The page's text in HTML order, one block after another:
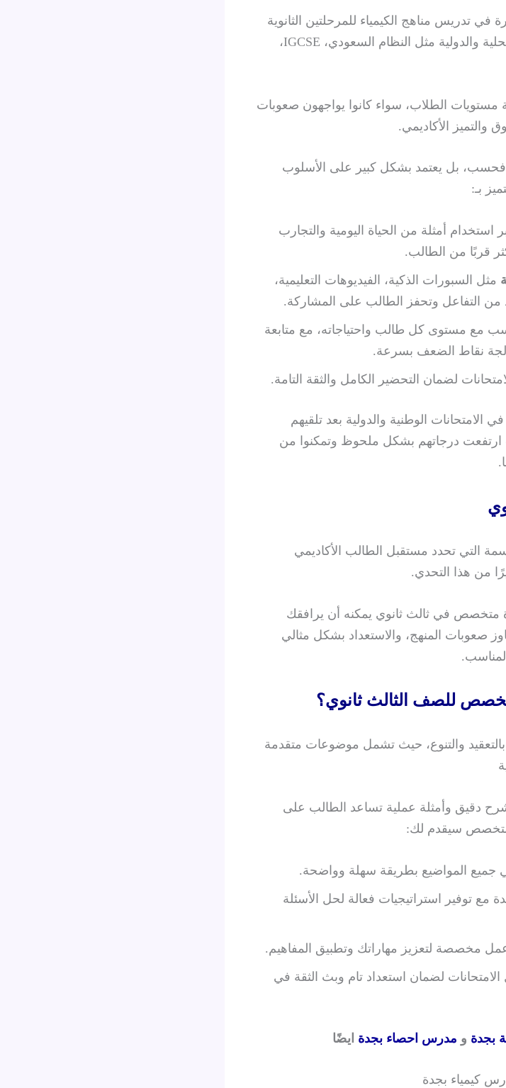
تدريس مناهج الكيمياء للمرحلتين الثانوية
والجامعية، وهو ملم بكافة المناهج المحلية والدولية مثل النظام السعودي، IGCSE،
مستويات الطلاب، سواء كانوا يواجهون صعوبات
والتميز الأكاديمي.
فحسب، بل يعتمد بشكل كبير على الأسلوب
بـ:
استخدام أمثلة من الحياة اليومية والتجارب
قربًا من الطالب.
مثل السبورات الذكية، الفيديوهات التعليمية،
من التفاعل وتحفز الطالب على المشاركة.
مع مستوى كل طالب واحتياجاته، مع متابعة
نقاط الضعف بسرعة.
لضمان التحضير الكامل والثقة التامة.
في الامتحانات الوطنية والدولية بعد تلقيهم
درجاتهم بشكل ملحوظ وتمكنوا من
التي تحدد مستقبل الطالب الأكاديمي
من هذا التحدي.
في ثالث ثانوي يمكنه أن يرافقك
صعوبات المنهج، والاستعداد بشكل مثالي
للصف الثالث ثانوي؟
بالتعقيد والتنوع، حيث تشمل موضوعات متقدمة
شرح دقيق وأمثلة عملية تساعد الطالب على
سيقدم لك:
المواضيع بطريقة سهلة وواضحة.
مع توفير استراتيجيات فعالة لحل الأسئلة
عمل مخصصة لتعزيز مهاراتك وتطبيق المفاهيم.
لضمان استعداد تام وبث الثقة في
بجدة و مدرس احصاء بجدة ايضًا